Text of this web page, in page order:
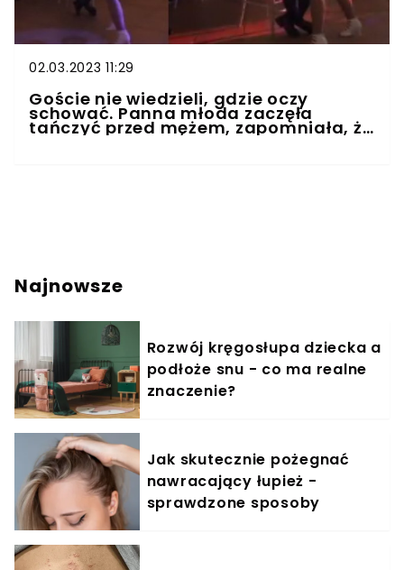
02.03.2023 11:29
Goście nie wiedzieli, gdzie oczy
schować. Panna młoda zaczęła
tańczyć przed mężem, zapomniała, że
nie jest sama?
Najnowsze
Rozwój kręgosłupa dziecka a
podłoże snu - co ma realne
znaczenie?
Jak skutecznie pożegnać
nawracający łupież -
sprawdzone sposoby